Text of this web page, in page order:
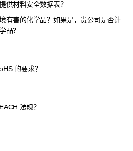
供材料安全数据表？
有害的化学品？如果是，贵公司是否计
品？
的要求？
法规？